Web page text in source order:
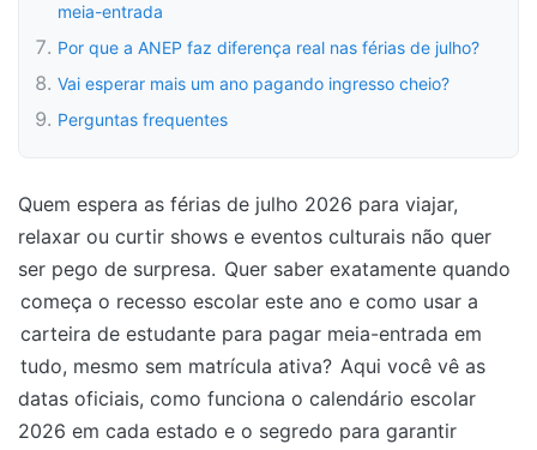
meia-entrada
Por que a ANEP faz diferença real nas férias de julho?
Vai esperar mais um ano pagando ingresso cheio?
Perguntas frequentes
Quem espera as férias de julho 2026 para viajar,
relaxar ou curtir shows e eventos culturais não quer
ser pego de surpresa. Quer saber exatamente quando
começa o recesso escolar este ano e como usar a
carteira de estudante para pagar meia-entrada em
tudo, mesmo sem matrícula ativa? Aqui você vê as
datas oficiais, como funciona o calendário escolar
2026 em cada estado e o segredo para garantir